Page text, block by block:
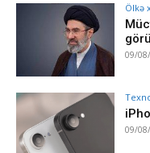
Ölkə
09/
09/